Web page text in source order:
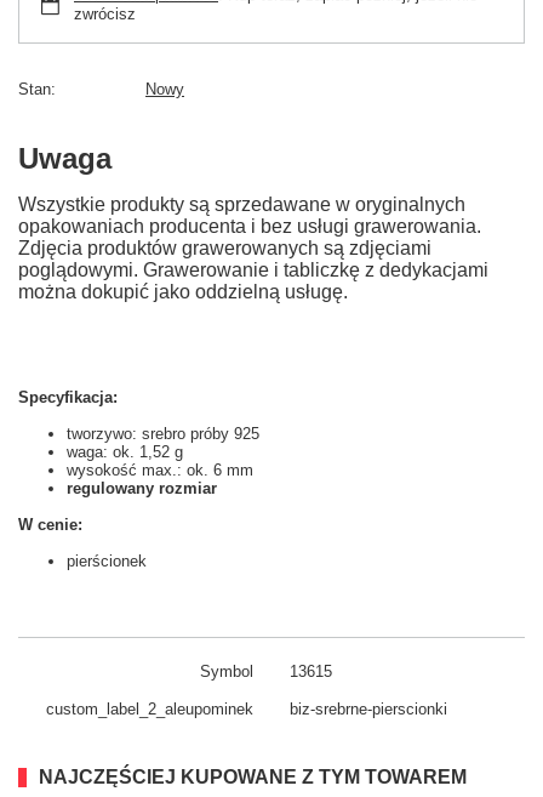
zwrócisz
Stan Nowy
Uwaga
Wszystkie produkty są sprzedawane w oryginalnych
opakowaniach producenta i bez usługi grawerowania.
Zdjęcia produktów grawerowanych są zdjęciami
poglądowymi. Grawerowanie i tabliczkę z dedykacjami
można dokupić jako oddzielną usługę.
Specyfikacja:
tworzywo: srebro próby 925
waga: ok. 1,52 g
wysokość max.: ok. 6 mm
regulowany rozmiar
W cenie:
pierścionek
Symbol 13615
custom_​label_​2_aleupominek biz-srebrne-pierscionki
NAJCZĘŚCIEJ KUPOWANE Z TYM TOWAREM